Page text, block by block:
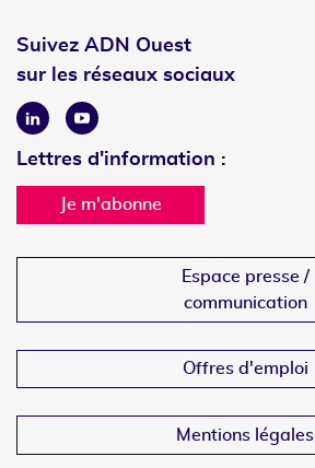
Suivez ADN Ouest
sur les réseaux sociaux
LinkedinYoutube
Lettres d'information :
Je m'abonne
Espace presse /
communication
Offres d'emploi
Mentions légales